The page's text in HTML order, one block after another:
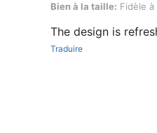
Bien à la taille: Fidèle à la
Bien à la taille: Fidèle à
The design is
Traduire